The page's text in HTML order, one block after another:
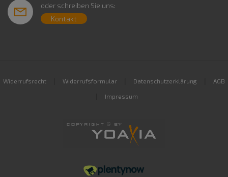
oder schreiben Sie uns:
Kontakt
Widerrufsrecht Widerrufsformular Datenschutzerklärung AGB
Impressum